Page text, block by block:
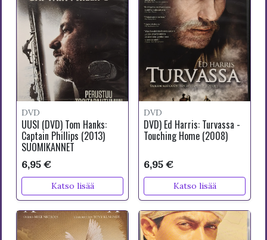
DVD
UUSI (DVD) Tom Hanks:
Captain Phillips (2013)
SUOMIKANNET
6,95 €
Katso lisää
DVD
DVD) Ed Harris: Turvassa -
Touching Home (2008)
6,95 €
Katso lisää